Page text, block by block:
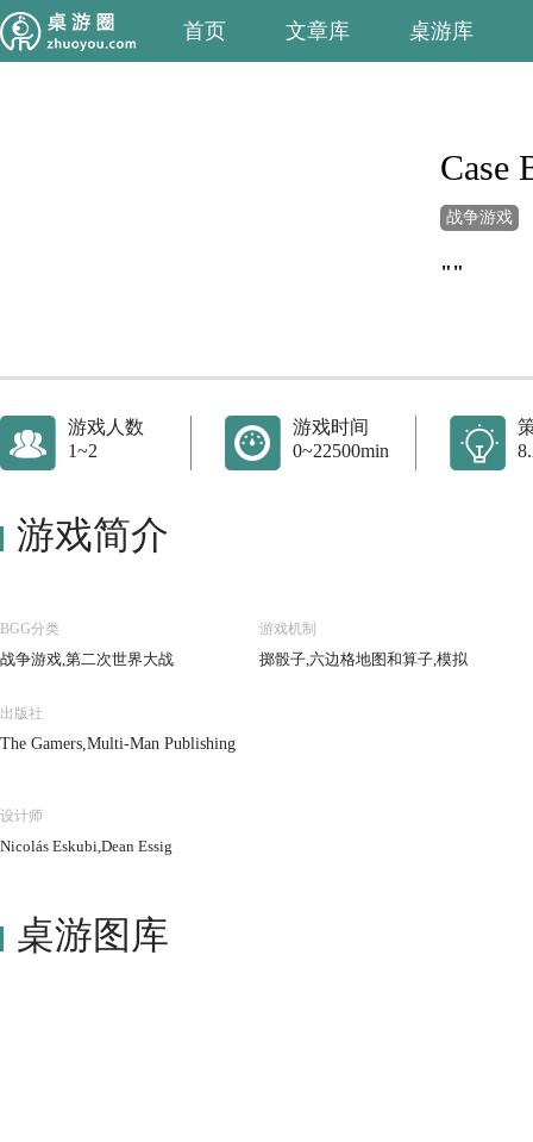
首页 文章库 桌游库
Case
战争游戏
""
游戏人数
1~2
游戏时间
0~22500min
游戏简介
BGG分类
战争游戏,第二次世界大战
游戏机制
掷骰子,六边格地图和算子,模拟
出版社
The Gamers,Multi-Man Publishing
设计师
Nicolás Eskubi,Dean Essig
桌游图库